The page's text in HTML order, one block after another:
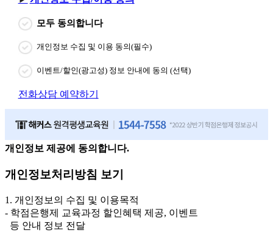
모두 동의합니다
개인정보 수집 및 이용 동의(필수)
이벤트/할인(광고성) 정보 안내에 동의 (선택)
전화상담 예약하기
개인정보 제공에 동의합니다.
개인정보처리방침 보기
1. 개인정보의 수집 및 이용목적
- 학점은행제 교육과정 할인혜택 제공, 이벤트
등 안내 정보 전달